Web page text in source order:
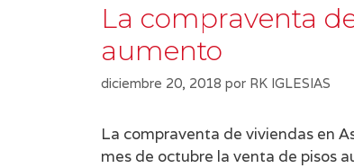
La compraventa
aumento
diciembre 20, 2018 por RK IGLESIAS
La compraventa de viviendas en
mes de octubre la venta de pisos